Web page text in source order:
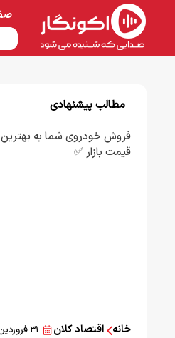
مطالب پیشنهادی
فروش خودروی شما به بهترین
قیمت بازار ✅
خانه اقتصاد کلان ۳۱ فروردین ۱۴۰۵